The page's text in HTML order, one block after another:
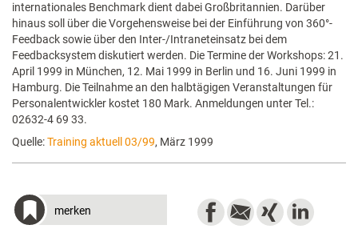
internationales Benchmark dient dabei Großbritannien. Darüber
hinaus soll über die Vorgehensweise bei der Einführung von 360°-
Feedback sowie über den Inter-/Intraneteinsatz bei dem
Feedbacksystem diskutiert werden. Die Termine der Workshops: 21.
April 1999 in München, 12. Mai 1999 in Berlin und 16. Juni 1999 in
Hamburg. Die Teilnahme an den halbtägigen Veranstaltungen für
Personalentwickler kostet 180 Mark. Anmeldungen unter Tel.:
02632-4 69 33.
Quelle:Training aktuell 03/99, März 1999
merken